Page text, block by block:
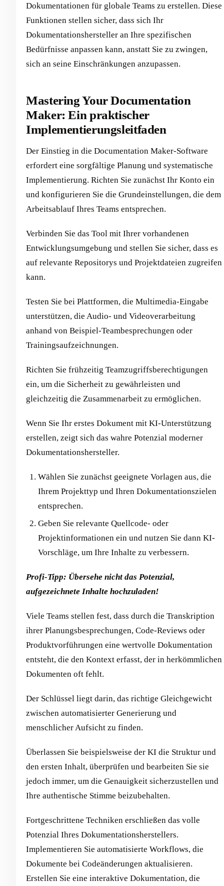
Dokumentationen für globale Teams zu erstellen. Diese
Funktionen stellen sicher, dass sich Ihr
Dokumentationshersteller an Ihre spezifischen
Bedürfnisse anpassen kann, anstatt Sie zu zwingen,
sich an seine Einschränkungen anzupassen.
Mastering Your Documentation
Maker: Ein praktischer
Implementierungsleitfaden
Der Einstieg in die Documentation Maker-Software
erfordert eine sorgfältige Planung und systematische
Implementierung. Richten Sie zunächst Ihr Konto ein
und konfigurieren Sie die Grundeinstellungen, die dem
Arbeitsablauf Ihres Teams entsprechen.
Verbinden Sie das Tool mit Ihrer vorhandenen
Entwicklungsumgebung und stellen Sie sicher, dass es
auf relevante Repositorys und Projektdateien zugreifen
kann.
Testen Sie bei Plattformen, die Multimedia-Eingabe
unterstützen, die Audio- und Videoverarbeitung
anhand von Beispiel-Teambesprechungen oder
Trainingsaufzeichnungen.
Richten Sie frühzeitig Teamzugriffsberechtigungen
ein, um die Sicherheit zu gewährleisten und
gleichzeitig die Zusammenarbeit zu ermöglichen.
Wenn Sie Ihr erstes Dokument mit KI-Unterstützung
erstellen, zeigt sich das wahre Potenzial moderner
Dokumentationshersteller.
Wählen Sie zunächst geeignete Vorlagen aus, die
Ihrem Projekttyp und Ihren Dokumentationszielen
entsprechen.
Geben Sie relevante Quellcode- oder
Projektinformationen ein und nutzen Sie dann KI-
Vorschläge, um Ihre Inhalte zu verbessern.
Profi-Tipp: Übersehe nicht das Potenzial,
aufgezeichnete Inhalte hochzuladen!
Viele Teams stellen fest, dass durch die Transkription
ihrer Planungsbesprechungen, Code-Reviews oder
Produktvorführungen eine wertvolle Dokumentation
entsteht, die den Kontext erfasst, der in herkömmlichen
Dokumenten oft fehlt.
Der Schlüssel liegt darin, das richtige Gleichgewicht
zwischen automatisierter Generierung und
menschlicher Aufsicht zu finden.
Überlassen Sie beispielsweise der KI die Struktur und
den ersten Inhalt, überprüfen und bearbeiten Sie sie
jedoch immer, um die Genauigkeit sicherzustellen und
Ihre authentische Stimme beizubehalten.
Fortgeschrittene Techniken erschließen das volle
Potenzial Ihres Dokumentationsherstellers.
Implementieren Sie automatisierte Workflows, die
Dokumente bei Codeänderungen aktualisieren.
Erstellen Sie eine interaktive Dokumentation, die